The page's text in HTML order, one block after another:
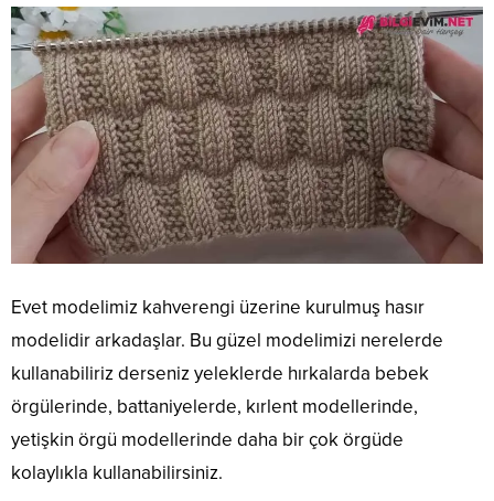
Evet modelimiz kahverengi üzerine kurulmuş hasır
modelidir arkadaşlar. Bu güzel modelimizi nerelerde
kullanabiliriz derseniz yeleklerde hırkalarda bebek
örgülerinde, battaniyelerde, kırlent modellerinde,
yetişkin örgü modellerinde daha bir çok örgüde
kolaylıkla kullanabilirsiniz.